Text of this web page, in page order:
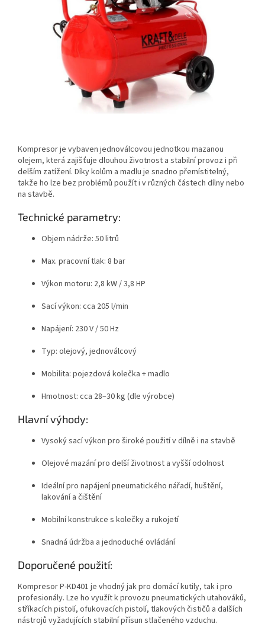
Kompresor je vybaven jednoválcovou jednotkou mazanou
olejem, která zajišťuje dlouhou životnost a stabilní provoz i při
delším zatížení. Díky kolům a madlu je snadno přemístitelný,
takže ho lze bez problémů použít i v různých částech dílny nebo
na stavbě.
Technické parametry:
Objem nádrže: 50 litrů
Max. pracovní tlak: 8 bar
Výkon motoru: 2,8 kW / 3,8 HP
Sací výkon: cca 205 l/min
Napájení: 230 V / 50 Hz
Typ: olejový, jednoválcový
Mobilita: pojezdová kolečka + madlo
Hmotnost: cca 28–30 kg (dle výrobce)
Hlavní výhody:
Vysoký sací výkon pro široké použití v dílně i na stavbě
Olejové mazání pro delší životnost a vyšší odolnost
Ideální pro napájení pneumatického nářadí, huštění,
lakování a čištění
Mobilní konstrukce s kolečky a rukojetí
Snadná údržba a jednoduché ovládání
Doporučené použití:
Kompresor P-KD401 je vhodný jak pro domácí kutily, tak i pro
profesionály. Lze ho využít k provozu pneumatických utahováků,
stříkacích pistolí, ofukovacích pistolí, tlakových čističů a dalších
nástrojů vyžadujících stabilní přísun stlačeného vzduchu.